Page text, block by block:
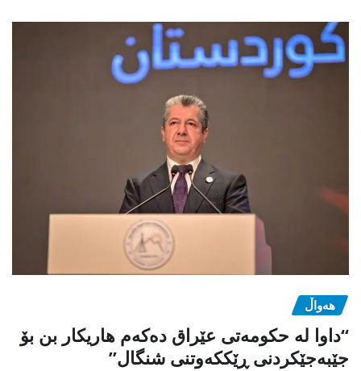
هەواڵ
“داوا لە حكومەتی عێراق دەكەم هاریكار بن بۆ
جێبەجێكردنی ڕێككەوتنی شنگال”